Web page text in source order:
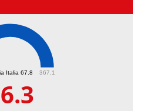
Italia 67.8 367.1